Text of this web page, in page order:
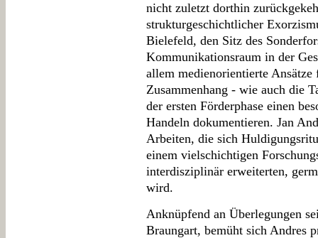
nicht zuletzt dorthin
strukturgeschichtlicher
Bielefeld, den Sitz des
Kommunikationsraum in der
allem medienorientierte
Zusammenhang - wie auch die
der ersten Förderphase einen
Handeln dokumentieren. Jan
Arbeiten, die sich
einem vielschichtigen
interdisziplinär erweiterten,
wird.
Anknüpfend an Überlegungen
Braungart, bemüht sich Andres